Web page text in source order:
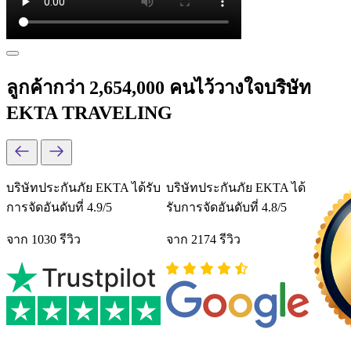
ลูกค้ากว่า 2,654,000 คนไว้วางใจบริษัท
EKTA TRAVELING
บริษัทประกันภัย EKTA ได้รับ
การจัดอันดับที่ 4.9/5
จาก 1030 รีวิว
บริษัทประกันภัย EKTA ได้
รับการจัดอันดับที่ 4.8/5
จาก 2174 รีวิว